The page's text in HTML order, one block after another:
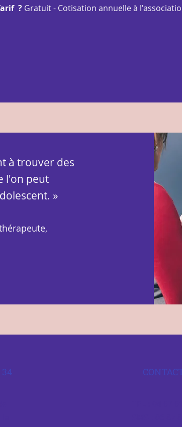
? Gratuit - Cotisation annuelle à
à trouver des
l'on peut
»
34